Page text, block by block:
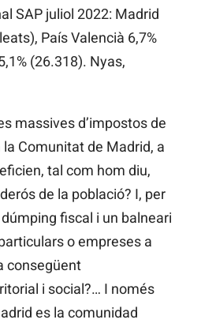
SAP juliol 2022: Madrid
País Valencià 6,7%
(26.318). Nyas,
massives d’impostos de
Comunitat de Madrid, a
tal com hom diu,
de la població? I, per
fiscal i un balneari
o empreses a
consegüent
i social?… I només
es la comunidad